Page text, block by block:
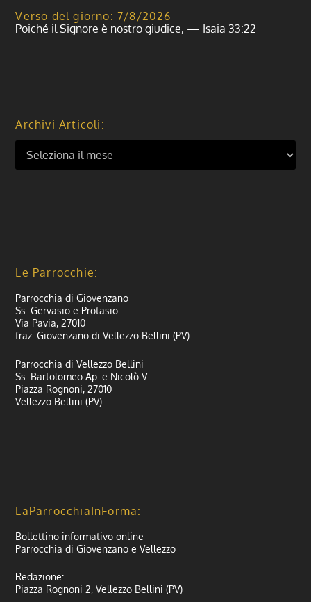
Verso del giorno: 7/8/2026
Poiché il Signore è nostro giudice, — Isaia 33:22
Archivi Articoli:
Le Parrocchie:
Parrocchia di Giovenzano
Ss. Gervasio e Protasio
Via Pavia, 27010
fraz. Giovenzano di Vellezzo Bellini (PV)
Parrocchia di Vellezzo Bellini
Ss. Bartolomeo Ap. e Nicolò V.
Piazza Rognoni, 27010
Vellezzo Bellini (PV)
LaParrocchiaInForma:
Bollettino informativo online
Parrocchia di Giovenzano e Vellezzo
Redazione:
Piazza Rognoni 2, Vellezzo Bellini (PV)